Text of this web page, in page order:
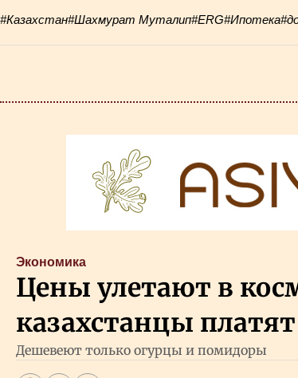
#Казахстан#Шахмурат Муталип#ERG#Ипотека
Экономика
Цены улетают в
казахстанцы
Дешевеют только огурцы и помидоры